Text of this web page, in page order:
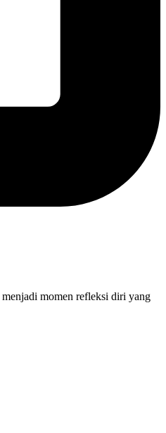
momen refleksi diri yang